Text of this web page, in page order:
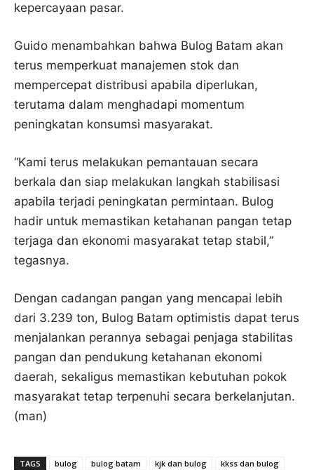
kepercayaan pasar.
Guido menambahkan bahwa Bulog Batam akan
terus memperkuat manajemen stok dan
mempercepat distribusi apabila diperlukan,
terutama dalam menghadapi momentum
peningkatan konsumsi masyarakat.
“Kami terus melakukan pemantauan secara
berkala dan siap melakukan langkah stabilisasi
apabila terjadi peningkatan permintaan. Bulog
hadir untuk memastikan ketahanan pangan tetap
terjaga dan ekonomi masyarakat tetap stabil,”
tegasnya.
Dengan cadangan pangan yang mencapai lebih
dari 3.239 ton, Bulog Batam optimistis dapat terus
menjalankan perannya sebagai penjaga stabilitas
pangan dan pendukung ketahanan ekonomi
daerah, sekaligus memastikan kebutuhan pokok
masyarakat tetap terpenuhi secara berkelanjutan.
(man)
TAGS bulog bulog batam kjk dan bulog
kkss dan bulog